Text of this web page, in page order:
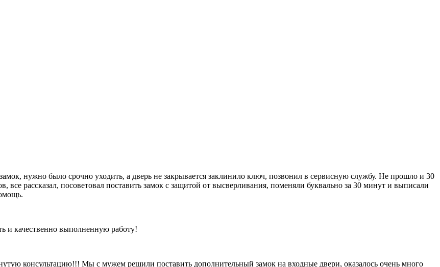
нужно было срочно уходить, а дверь не закрывается заклинило ключ, позвонил в сервисную службу. Не прошло и 30
все рассказал, посоветовал поставить замок с защитой от высверливания, поменяли буквально за 30 минут и выписали
и качественно выполненную работу!
консультацию!!! Мы с мужем решили поставить дополнительный замок на входные двери, оказалось очень много